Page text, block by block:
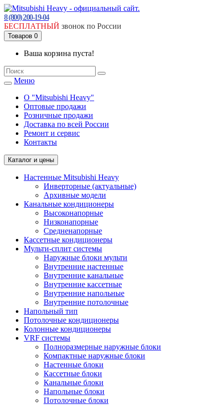
8 (800) 200-19-04
БЕСПЛАТНЫЙ звонок по России
Товаров 0
Ваша корзина пуста!
Меню
О "Mitsubishi Heavy"
Оптовые продажи
Розничные продажи
Доставка по всей России
Ремонт и сервис
Контакты
Каталог и цены
Настенные Mitsubishi Heavy
Инверторные (актуальные)
Архивные модели
Канальные кондиционеры
Высоконапорные
Низконапорные
Средненапорные
Кассетные кондиционеры
Мульти-сплит системы
Наружные блоки мульти
Внутренние настенные
Внутренние канальные
Внутренние кассетные
Внутренние напольные
Внутренние потолочные
Напольный тип
Потолочные кондиционеры
Колонные кондиционеры
VRF системы
Полноразмерные наружные блоки
Компактные наружные блоки
Настенные блоки
Кассетные блоки
Канальные блоки
Напольные блоки
Потолочные блоки